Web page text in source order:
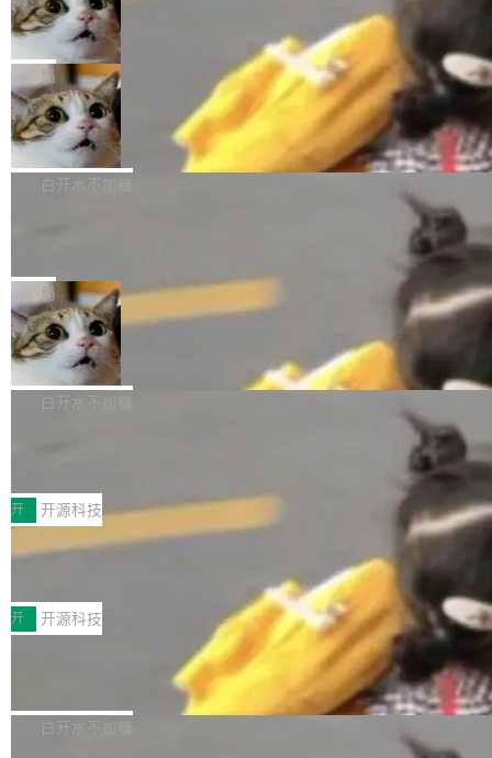
环。崔添翼招人的标...
更复杂的视觉控制和可持续迭代编辑。 相比 U
1，U1.5-Lite-Preview 在以下方向上带来了显著
提升： 原生支持4K图像生成； 更精细的局部纹
理、细节与真实世界质感； 更准确的中英文文字
生成与复杂版式组织； 更稳定的图...
Alan Griffiths 在邮件列表中说得很直白：「hwc
tl 是一个 Ubuntu 专有的包，它和它的依赖项都
是 Ubuntu 专有的，不会用在其他发行版上。」
所以 deb 版本的受众实际上为零。既然只有 Ub
untu 用户在用，那用 snap 打包就没什么可纠结
的。 从 deb 到 snap 的迁移路径 hwctl 是 rust-
hwlib 硬件 API 库的一部分，命令行工具负责查
Dario Amodei 担心新人来 Anthropic
只为金钱，不为使命
顶级 AI 研究员在两家公司之间来回跳，中间只
隔了几天。 Lilian Weng 上周刚宣布因健康原因
离开 Thinking Machines Lab，说自己作为联合
创始人的角色「太累了」。几天后，The Inform
ation 就曝出她将重回 OpenAI，负责递归自我
改进方向的研究。她是 Thinking Machines 过
一在人才争夺战中失血的公司。六月，Google
连失两员大将：Noam Shazeer 去了 Op...
局
FFmpeg 9.0 发布
FFmpeg 9.0 现已发布，包含多项改进。官方更
新日志列出的 9.0 版本主要更新内容如下： 扩
er HE-AAC 960 解码 (DAB+) transpose_cuda
filter 添加 AMF Frame Rate Converter (vf_frc
_amf) filter SMPTE 2094-50 元数据支持和直
通 ProRes RAW VideoToolbox 硬件加速器 AP
V ...
白开水不加糖
Code 在 X 上发帖：「DeepSeek Flash did 8T
tokens on August 1st. 5T of free usage + 3T
on OpenCode Go.」79.8 万次浏览，连带着 #
DeepSeek一天消耗了8万亿# 上了微博热搜——
注意这是 OpenCode 一家的消耗。 OpenCode
不完。」5T 来自免费额度，3T 来自 Go...
局
NetBSD 11.0 正式发布
NetBSD 11.0 现已正式发布，这是 NetBSD 操
作系统的第十八个主要版本。 自 NetBSD 10.1
ve JH71XX 的设备，例如 VisionFive 2、PINE
64 STAR64，以及 QEMU。 增强了对 POSIX.1
-2024 和 C23 编程接口标准的兼容性。 compat
_linux(8) 增强了对 Linux 系统调用的支持，包
括 epoll（围绕 kqueue 实现）、POSIX 消息队
列、...
白开水不加糖
案
享会在上海举办。鸿蒙生态的全场景智慧营销平
台鲸鸿动能协同华为游戏中心，面向游戏行业开
发者及生态伙伴，系统呈现了平台在游戏领域的
完整能力版图——从IAP高价值用户的全周期经
营、到IAA游戏的“买变一体”正循环、再到联运与
广告协同的全链路经营闭环，以及面向全球市场
的出海增长布局。 华为终端云业务商业化销售负
责人在开场致辞中表示，游戏开发者的核心诉求
已不再是“多一个投放渠道”，而是一套能够持续
开 开源科技
技嘉X3D系列再添新成员 B850 AORU
面向AMD Ryzen X3D处理器玩家，技嘉X3D系
列主板阵容迎来新成员——B850 AORUS ELITE
X3D。作为面向主流高性能平台打造的全新主板
产品，B850 AORUS ELITE X3D延续技嘉在X3
D平台优化上的技术积累，旨在为游戏玩家带来
更稳定、更高效的装机选择。 B850 AORUS ELI
开 开源科技
Zadig v5.0 发布：AI 发布专员与 AI 审
我们团队这几天最大的卡点不是 AI 写得不够
好，是 AI 写得太好了。 好到审查排期从两天的
白开水不加糖